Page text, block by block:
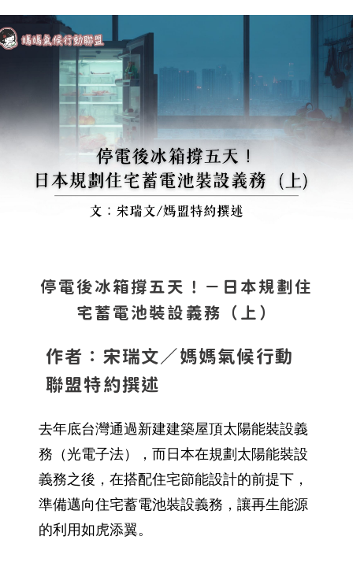
停電後冰箱撐五天！－日本規劃住
宅蓄電池裝設義務（上）
作者：宋瑞文／媽媽氣候行動
聯盟特約撰述
去年底台灣通過新建建築屋頂太陽能裝設義
務（光電子法），而日本在規劃太陽能裝設
義務之後，在搭配住宅節能設計的前提下，
準備邁向住宅蓄電池裝設義務，讓再生能源
的利用如虎添翼。